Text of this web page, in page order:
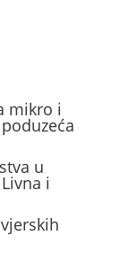
mikro i
u
i